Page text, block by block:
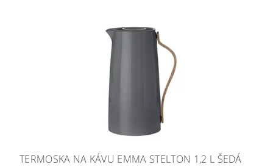
TERMOSKA NA KÁVU EMMA STELTON 1,2 L ŠEDÁ